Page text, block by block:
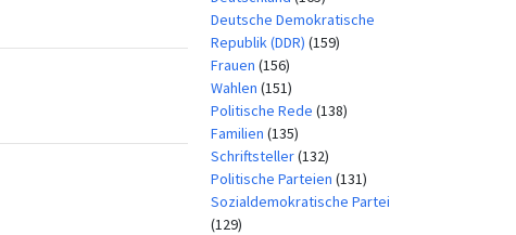
Deutsche Demokratische
Republik (DDR) (159)
Frauen (156)
Wahlen (151)
Politische Rede (138)
Familien (135)
Schriftsteller(132)
Politische Parteien (131)
Sozialdemokratische Partei
(129)